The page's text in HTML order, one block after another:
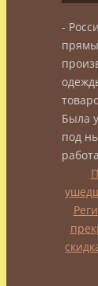
-
Была
под